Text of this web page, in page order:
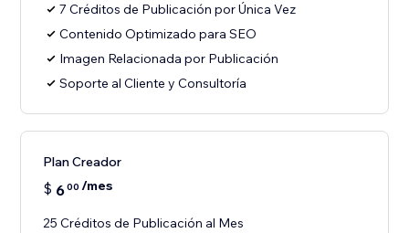
7 Créditos de Publicación por Única Vez
Contenido Optimizado para SEO
Imagen Relacionada por Publicación
Soporte al Cliente y Consultoría
Plan Creador
$ 600 /mes
25 Créditos de Publicación al Mes